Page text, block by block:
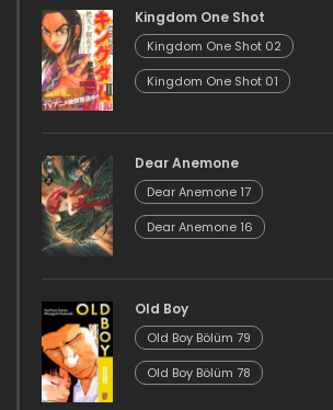
Kingdom One Shot
Kingdom One Shot 02
Kingdom One Shot 01
Dear Anemone
Dear Anemone 17
Dear Anemone 16
Old Boy
Old Boy Bölüm 79
Old Boy Bölüm 78